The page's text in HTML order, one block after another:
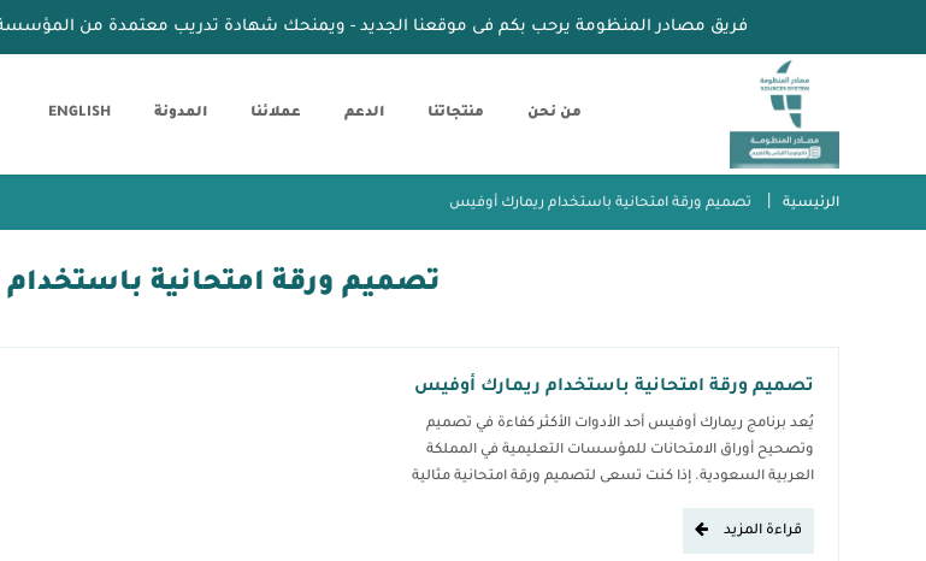
فريق مصادر المنظومة يرحب بكم فى موقعنا الجديد - ويمنحك شهادة تدريب معتمدة من المؤسسة
ENGLISH من نحن منتجاتنا الدعم عملائنا المدونة
الرئيسية تصميم ورقة امتحانية باستخدام ريمارك أوفيس
تصميم ورقة امتحانية
تصميم ورقة امتحانية باستخدام ريمارك أوفيس
يُعد برنامج ريمارك أوفيس أحد الأدوات الأكثر كفاءة في تصميم
وتصحيح أوراق الامتحانات للمؤسسات التعليمية في المملكة
العربية السعودية. إذا كنت تسعى لتصميم ورقة امتحانية مثالية
سيضمن لك تحقيق نتائج دقيقة ومنظمة. خطوات تصميم ورقة
قراءة المزيد